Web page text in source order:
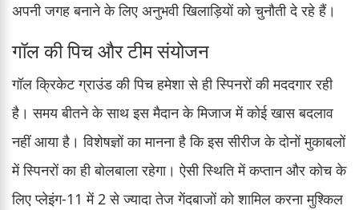
अपनी जगह बनाने के लिए अनुभवी खिलाड़ियों को चुनौती दे रहे हैं।
गॉल की पिच और टीम संयोजन
गॉल क्रिकेट ग्राउंड की पिच हमेशा से ही स्पिनरों की मददगार रही
है। समय बीतने के साथ इस मैदान के मिजाज में कोई खास बदलाव
नहीं आया है। विशेषज्ञों का मानना है कि इस सीरीज के दोनों मुकाबलों
में स्पिनरों का ही बोलबाला रहेगा। ऐसी स्थिति में कप्तान और कोच के
लिए प्लेइंग-11 में 2 से ज्यादा तेज गेंदबाजों को शामिल करना मुश्किल